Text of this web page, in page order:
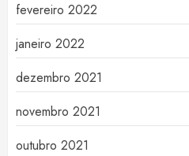
fevereiro 2022
janeiro 2022
dezembro 2021
novembro 2021
outubro 2021